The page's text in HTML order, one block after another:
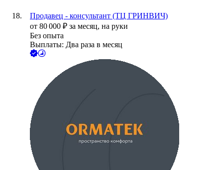
Продавец - консультант (ТЦ ГРИНВИЧ)
от 80 000 ₽ за месяц, на руки
Без опыта
Выплаты: Два раза в месяц